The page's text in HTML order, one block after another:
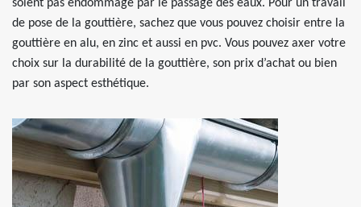
soient pas endommagé par le passage des eaux. Pour un travail
de pose de la gouttière, sachez que vous pouvez choisir entre la
gouttière en alu, en zinc et aussi en pvc. Vous pouvez axer votre
choix sur la durabilité de la gouttière, son prix d’achat ou bien
par son aspect esthétique.